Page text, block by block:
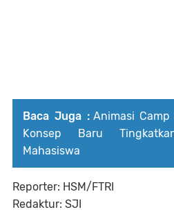
Baca Juga : Animasi
Konsep Baru
Mahasiswa
Reporter: HSM/FTRI
Redaktur: SJI